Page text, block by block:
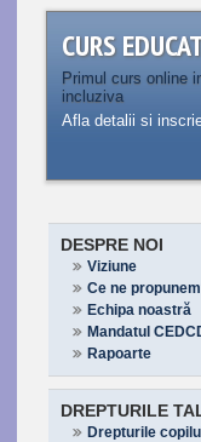
CURS
Primul curs online
incluziva
Afla detalii si
DESPRE NOI
Viziune
Ce ne
Echipa noastră
Mandatul
Rapoarte
DREPTURILE
Drepturile